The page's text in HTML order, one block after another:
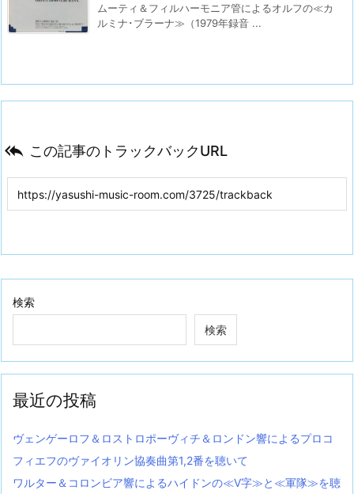
ムーティ＆フィルハーモニア管によるオルフの≪カ
ルミナ･ブラーナ≫（1979年録音 ...
 この記事のトラックバックURL
検索
検索
最近の投稿
ヴェンゲーロフ＆ロストロポーヴィチ＆ロンドン響によるプロコ
フィエフのヴァイオリン協奏曲第1,2番を聴いて
ワルター＆コロンビア響によるハイドンの≪V字≫と≪軍隊≫を聴